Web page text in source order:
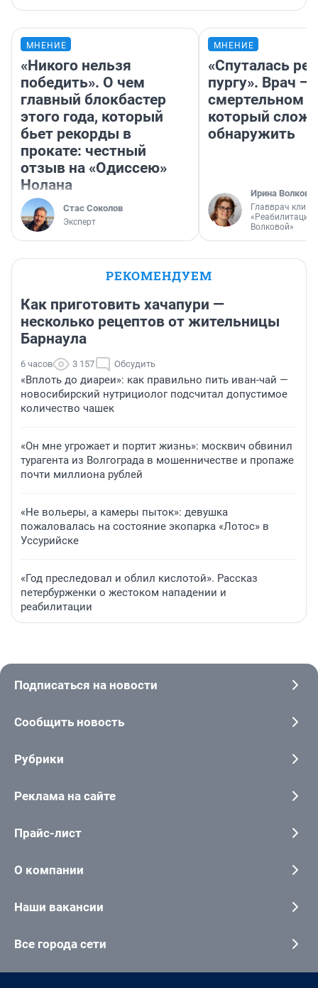
МНЕНИЕ
«Никого нельзя
победить». О чем
главный блокбастер
этого года, который
бьет рекорды в
прокате: честный
отзыв на «Одиссею»
Нолана
Стас Соколов
Эксперт
МНЕНИЕ
«Спуталась
пургу». Врач —
смертельном
который
обнаружить
Ирина Волкова
Главврач
«Реабилитация
Волковой»
РЕКОМЕНДУЕМ
Как приготовить хачапури —
несколько рецептов от жительницы
Барнаула
6 часов 3 157 Обсудить
«Вплоть до диареи»: как правильно пить иван-чай —
новосибирский нутрициолог подсчитал допустимое
количество чашек
«Он мне угрожает и портит жизнь»: москвич обвинил
турагента из Волгограда в мошенничестве и пропаже
почти миллиона рублей
«Не вольеры, а камеры пыток»: девушка
пожаловалась на состояние экопарка «Лотос» в
Уссурийске
«Год преследовал и облил кислотой». Рассказ
петербурженки о жестоком нападении и
реабилитации
Подписаться на новости
Сообщить новость
Рубрики
Реклама на сайте
Прайс-лист
О компании
Наши вакансии
Все города сети